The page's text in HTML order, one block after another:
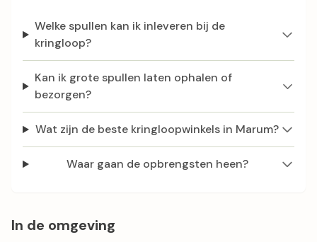
Welke spullen kan ik inleveren bij de
kringloop?
Kan ik grote spullen laten ophalen of
bezorgen?
Wat zijn de beste kringloopwinkels in Marum?
Waar gaan de opbrengsten heen?
In de omgeving